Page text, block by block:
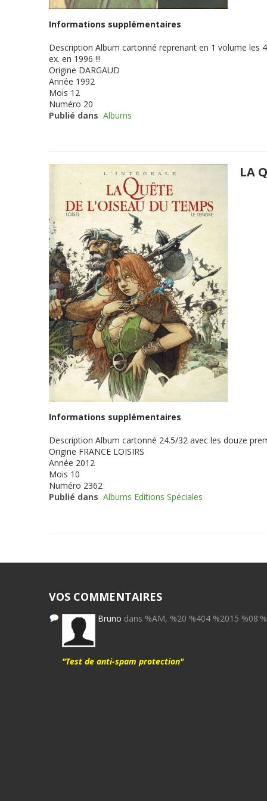
Informations supplémentaires
Description Album cartonné reprenant en 1 volume les
ex. en 1996 !!!
Origine DARGAUD
Année 1992
Mois 12
Numéro 20
Publié dans Albums
LA
Informations supplémentaires
Description Album cartonné 24.5/32 avec les douze
Origine FRANCE LOISIRS
Année 2012
Mois 10
Numéro 2362
Publié dans Albums Editions Spéciales
VOS COMMENTAIRES
Bruno dans %AM, %20 %404 %2015
"Test de anti-spam protection"